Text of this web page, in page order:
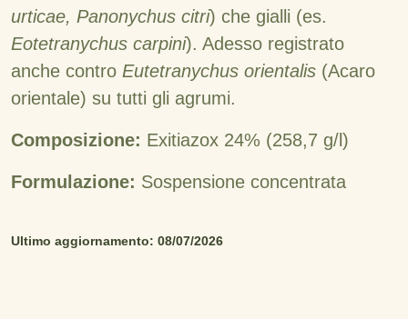
urticae, Panonychus citri) che gialli (es.
Eotetranychus carpini). Adesso registrato
anche contro Eutetranychus orientalis (Acaro
orientale) su tutti gli agrumi.
Composizione: Exitiazox 24% (258,7 g/l)
Formulazione: Sospensione concentrata
Ultimo aggiornamento: 08/07/2026